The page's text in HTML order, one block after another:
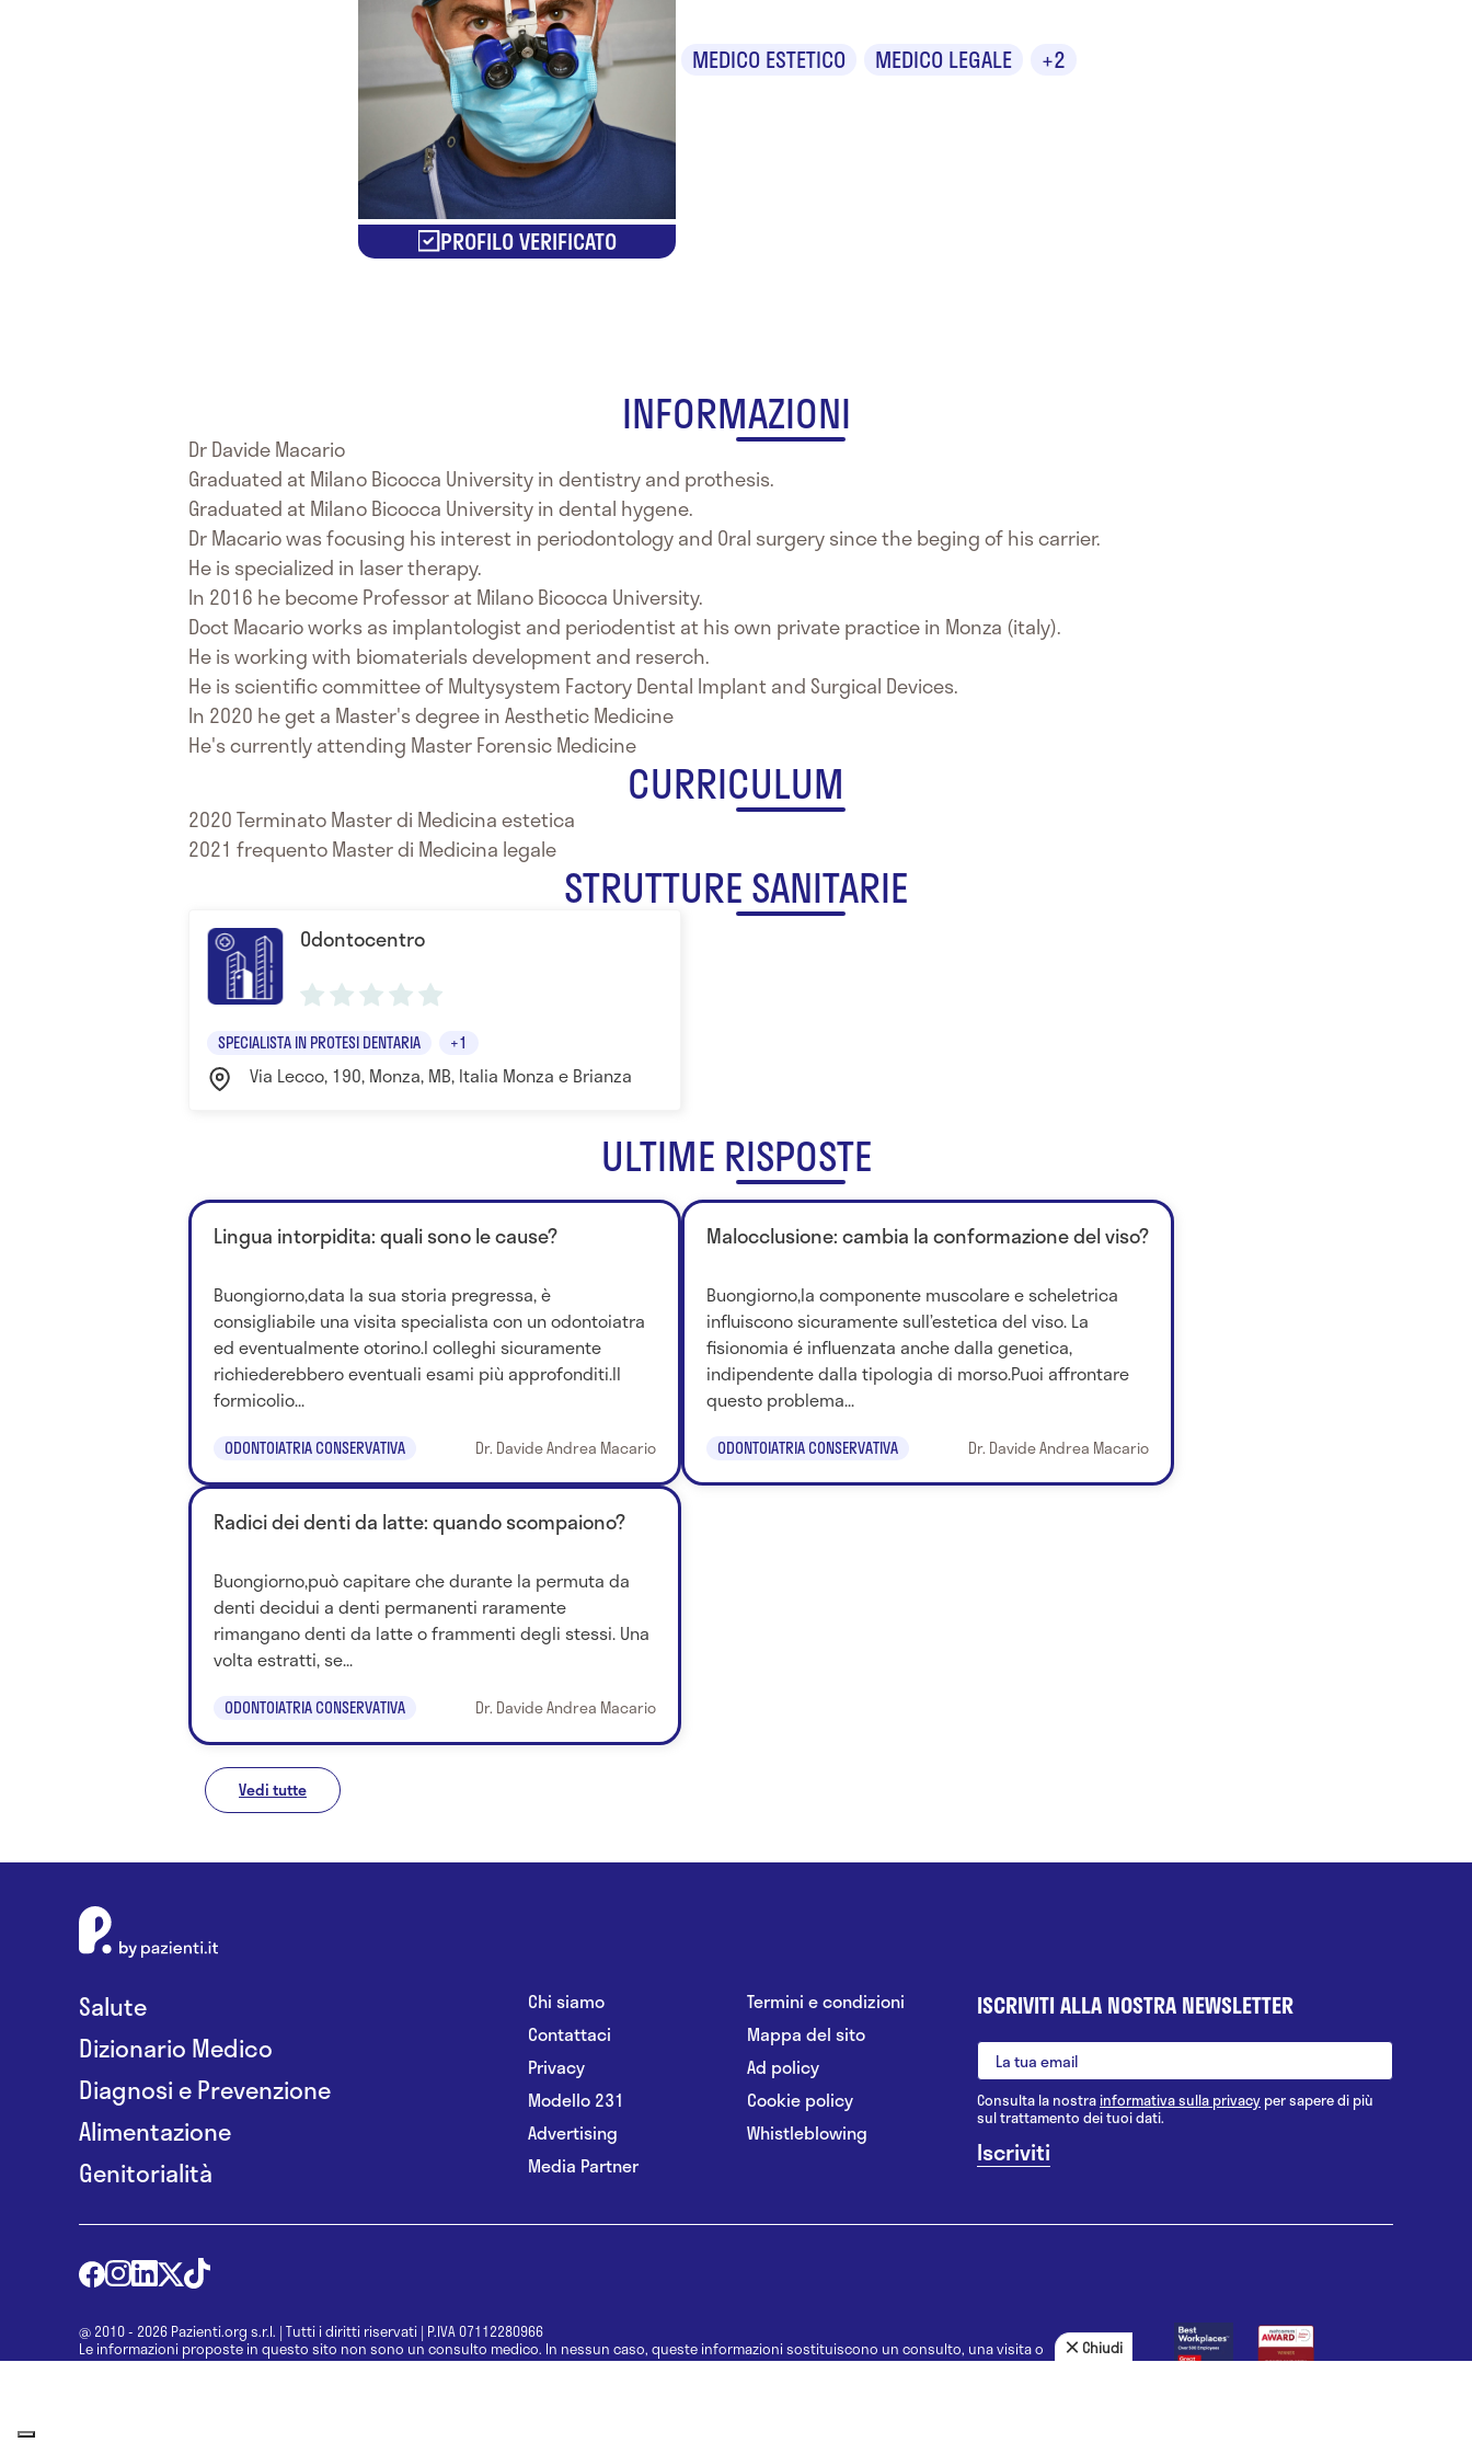
PROFILO VERIFICATO
MEDICO ESTETICO MEDICO LEGALE +2
INFORMAZIONI
Dr Davide Macario
Graduated at Milano Bicocca University in dentistry and prothesis.
Graduated at Milano Bicocca University in dental hygene.
Dr Macario was focusing his interest in periodontology and Oral surgery since the beging of his carrier.
He is specialized in laser therapy.
In 2016 he become Professor at Milano Bicocca University.
Doct Macario works as implantologist and periodentist at his own private practice in Monza (italy).
He is working with biomaterials development and reserch.
He is scientific committee of Multysystem Factory Dental Implant and Surgical Devices.
In 2020 he get a Master's degree in Aesthetic Medicine
He's currently attending Master Forensic Medicine
CURRICULUM
2020 Terminato Master di Medicina estetica
2021 frequento Master di Medicina legale
STRUTTURE SANITARIE
Odontocentro
SPECIALISTA IN PROTESI DENTARIA +1
Via Lecco, 190, Monza, MB, Italia Monza e Brianza
ULTIME RISPOSTE
Lingua intorpidita: quali sono le cause?
Buongiorno,data la sua storia pregressa, è
consigliabile una visita specialista con un odontoiatra
ed eventualmente otorino.I colleghi sicuramente
richiederebbero eventuali esami più approfonditi.Il
formicolio...
ODONTOIATRIA CONSERVATIVA Dr. Davide Andrea Macario
Malocclusione: cambia la conformazione del viso?
Buongiorno,la componente muscolare e scheletrica
influiscono sicuramente sull’estetica del viso. La
fisionomia é influenzata anche dalla genetica,
indipendente dalla tipologia di morso.Puoi affrontare
questo problema...
ODONTOIATRIA CONSERVATIVA Dr. Davide Andrea Macario
Radici dei denti da latte: quando scompaiono?
Buongiorno,può capitare che durante la permuta da
denti decidui a denti permanenti raramente
rimangano denti da latte o frammenti degli stessi. Una
volta estratti, se...
ODONTOIATRIA CONSERVATIVA Dr. Davide Andrea Macario
Vedi tutte
Salute
Dizionario Medico
Diagnosi e Prevenzione
Alimentazione
Genitorialità
Chi siamo
Contattaci
Privacy
Modello 231
Advertising
Media Partner
Termini e condizioni
Mappa del sito
Ad policy
Cookie policy
Whistleblowing
ISCRIVITI ALLA NOSTRA NEWSLETTER
Consulta la nostrainformativa sulla privacy per sapere di più
sul trattamento dei tuoi dati.
@ 2010 - 2026 Pazienti.org s.r.l. | Tutti i diritti riservati | P.IVA 07112280966
Le informazioni proposte in questo sito non sono un consulto medico. In nessun caso, queste informazioni sostituiscono un consulto, una visita o
una diagnosi formulata dal medico. Non si devono considerare le informazioni disponibili come suggerimenti per la formulazione di una diagnosi, la
Chiudi